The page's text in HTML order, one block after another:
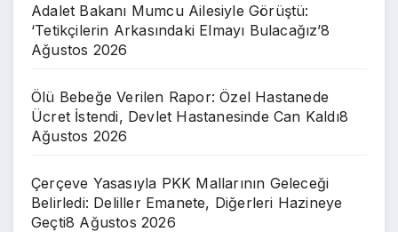
Adalet Bakanı Mumcu Ailesiyle Görüştü:
‘Tetikçilerin Arkasındaki Elmayı Bulacağız’8
Ağustos 2026
Ölü Bebeğe Verilen Rapor: Özel Hastanede
Ücret İstendi, Devlet Hastanesinde Can Kaldı8
Ağustos 2026
Çerçeve Yasasıyla PKK Mallarının Geleceği
Belirledi: Deliller Emanete, Diğerleri Hazineye
Geçti8 Ağustos 2026